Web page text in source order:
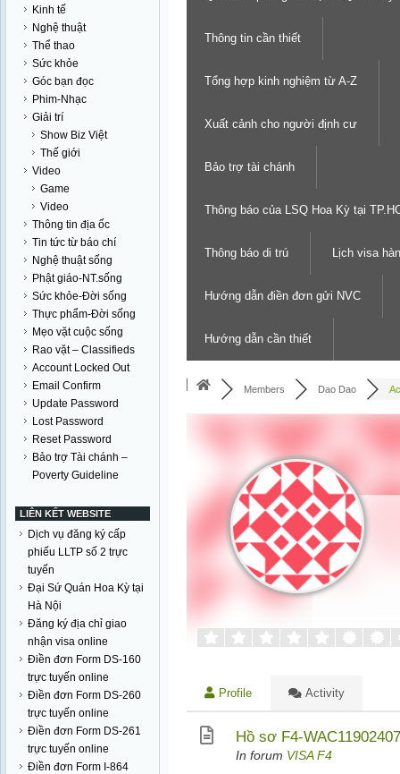
Kinh tế
Nghệ thuật
Thể thao
Sức khỏe
Góc bạn đọc
Phim-Nhạc
Giải trí
Show Biz Việt
Thế giới
Video
Game
Video
Thông tin địa ốc
Tin tức từ báo chí
Nghệ thuật sống
Phật giáo-NT.sống
Sức khỏe-Đời sống
Thực phẩm-Đời sống
Mẹo vặt cuộc sống
Rao vặt – Classifieds
Account Locked Out
Email Confirm
Update Password
Lost Password
Reset Password
Bảo trợ Tài chánh –
Poverty Guideline
LIÊN KẾT WEBSITE
Dịch vụ đăng ký cấp
phiếu LLTP số 2 trực
tuyến
Đại Sứ Quán Hoa Kỳ tại
Hà Nội
Đăng ký địa chỉ giao
nhận visa online
Điền đơn Form DS-160
trực tuyến online
Điền đơn Form DS-260
trực tuyến online
Điền đơn Form DS-261
trực tuyến online
Điền đơn Form I-864
Thông tin cần thiết
Tổng hợp kinh nghiệm từ A-Z
Xuất cảnh cho người định cư
Bảo trợ tài chánh
Thông báo của LSQ Hoa Kỳ tại
Thông báo di trú Lịch visa
Hướng dẫn điền đơn gửi NVC
Hướng dẫn cần thiết
Members Dao Dao
Profile Activity
Hồ sơ F4-
In forum VISA F4